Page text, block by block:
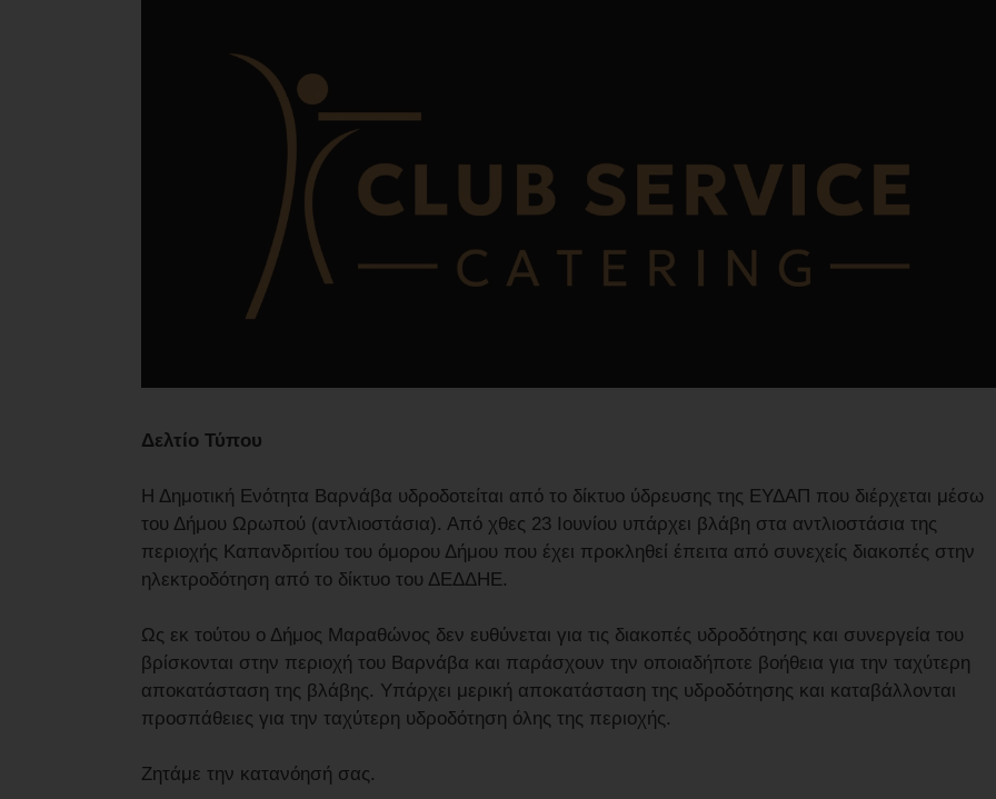
Δελτίο Τύπου
Η Δημοτική Ενότητα Βαρνάβα υδροδοτείται από το δίκτυο ύδρευσης της ΕΥΔΑΠ που διέρχεται μέσω
του Δήμου Ωρωπού (αντλιοστάσια). Από χθες 23 Ιουνίου υπάρχει βλάβη στα αντλιοστάσια της
περιοχής Καπανδριτίου του όμορου Δήμου που έχει προκληθεί έπειτα από συνεχείς διακοπές στην
ηλεκτροδότηση από το δίκτυο του ΔΕΔΔΗΕ.
Ως εκ τούτου ο Δήμος Μαραθώνος δεν ευθύνεται για τις διακοπές υδροδότησης και συνεργεία του
βρίσκονται στην περιοχή του Βαρνάβα και παράσχουν την οποιαδήποτε βοήθεια για την ταχύτερη
αποκατάσταση της βλάβης. Υπάρχει μερική αποκατάσταση της υδροδότησης και καταβάλλονται
προσπάθειες για την ταχύτερη υδροδότηση όλης της περιοχής.
Ζητάμε την κατανόησή σας.